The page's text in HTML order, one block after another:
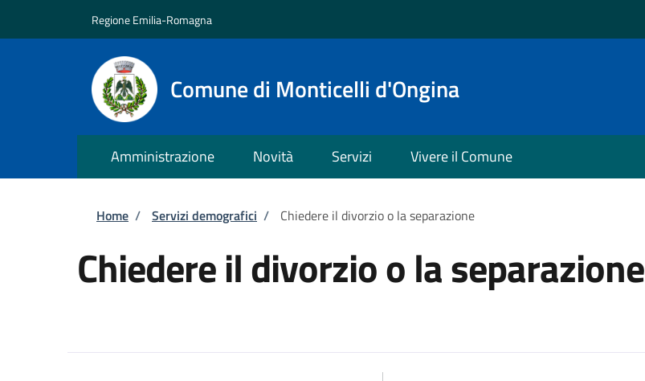
Regione Emilia-Romagna
Comune di Monticelli d'Ongina
Amministrazione Novità Servizi Vivere il Comune
Briciole di pane
Home / Servizi demografici / Chiedere il divorzio o la separazione
Chiedere il divorzio o la separazione